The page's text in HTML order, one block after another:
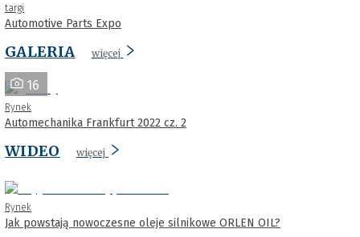
targi
Automotive Parts Expo
GALERIA więcej
16
Rynek
Automechanika Frankfurt 2022 cz. 2
WIDEO więcej
Rynek
Jak powstają nowoczesne oleje silnikowe ORLEN OIL?